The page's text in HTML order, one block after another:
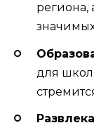
региона,
для